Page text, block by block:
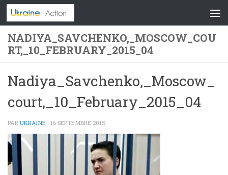
Skip to content
NADIYA_SAVCHENKO,_MOSCOW_COU
RT,_10_FEBRUARY_2015_04
Nadiya_Savchenko,_Moscow_
court,_10_February_2015_04
PAR UKRAINE · 16 SEPTEMBRE 2015